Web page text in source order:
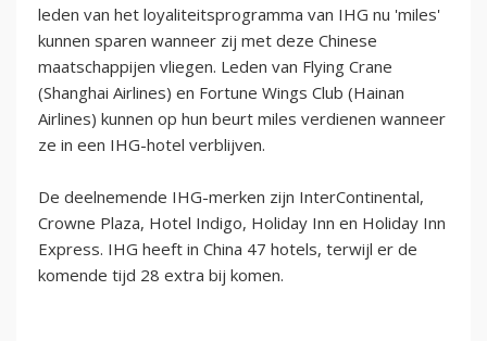
leden van het loyaliteitsprogramma van IHG nu 'miles'
kunnen sparen wanneer zij met deze Chinese
maatschappijen vliegen. Leden van Flying Crane
(Shanghai Airlines) en Fortune Wings Club (Hainan
Airlines) kunnen op hun beurt miles verdienen wanneer
ze in een IHG-hotel verblijven.
De deelnemende IHG-merken zijn InterContinental,
Crowne Plaza, Hotel Indigo, Holiday Inn en Holiday Inn
Express. IHG heeft in China 47 hotels, terwijl er de
komende tijd 28 extra bij komen.